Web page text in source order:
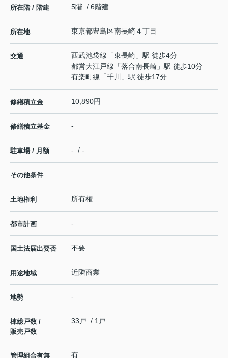
所在階 / 階建 5階 / 6階建
所在地 東京都豊島区南長崎４丁目
交通 西武池袋線 「東長崎 」駅 徒歩4分
都営大江戸線 「落合南長崎 」駅 徒歩10分
有楽町線 「千川 」駅 徒歩17分
修繕積立金 10,890円
修繕積立基金 -
駐車場 / 月額 - / -
その他条件
土地権利 所有権
都市計画 -
国土法届出要否 不要
用途地域 近隣商業
地勢 -
棟総戸数 /
販売戸数
33戸 / 1戸
管理組合有無 有